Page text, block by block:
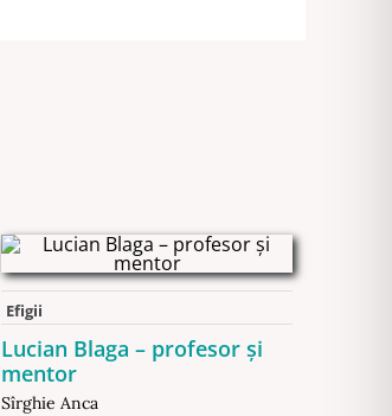
Efigii
Lucian Blaga – profesor și
mentor
Sîrghie Anca